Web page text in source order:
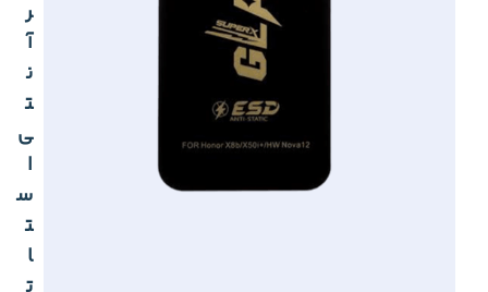
ر
آ
ن
ت
ی
ا
س
ت
ا